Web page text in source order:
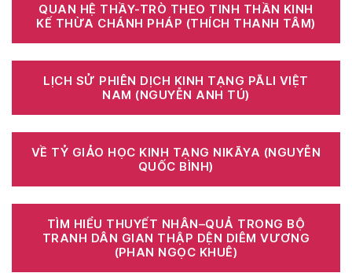
QUAN HỆ THẦY-TRÒ THEO TINH THẦN KINH
KẾ THỪA CHÁNH PHÁP (THÍCH THANH TÂM)
LỊCH SỬ PHIÊN DỊCH KINH TẠNG PĀLI VIỆT
NAM (NGUYỄN ANH TÚ)
VỀ TỶ GIẢO HỌC KINH TẠNG NIKĀYA (NGUYỄN
QUỐC BÌNH)
TÌM HIỂU THUYẾT NHÂN–QUẢ TRONG BỘ
TRANH DÂN GIAN THẬP DỆN DIÊM VƯƠNG
(PHAN NGỌC KHUÊ)